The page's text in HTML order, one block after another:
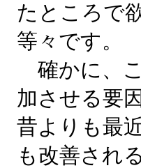
たところで
等々です。
確かに、
加させる要
昔よりも最
も改善され